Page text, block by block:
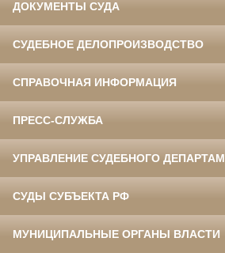
ДОКУМЕНТЫ СУДА
СУДЕБНОЕ ДЕЛОПРОИЗВОДСТВО
СПРАВОЧНАЯ ИНФОРМАЦИЯ
ПРЕСС-СЛУЖБА
УПРАВЛЕНИЕ СУДЕБНОГО
СУДЫ СУБЪЕКТА РФ
МУНИЦИПАЛЬНЫЕ ОРГАНЫ ВЛАСТИ